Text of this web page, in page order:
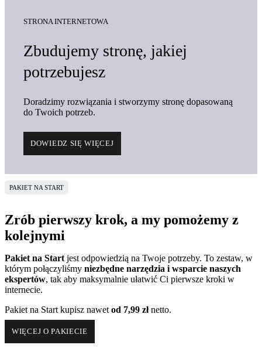
STRONA INTERNETOWA
Zbudujemy stronę, jakiej
potrzebujesz
Doradzimy rozwiązania i stworzymy stronę dopasowaną
do Twoich potrzeb.
DOWIEDZ SIĘ WIĘCEJ
PAKIET NA START
Zrób pierwszy krok, a my pomożemy z
kolejnymi
Pakiet na Startjest odpowiedzią na Twoje potrzeby. To zestaw, w
którym połączyliśmy niezbędne narzędzia i wsparcie naszych
ekspertów, tak aby maksymalnie ułatwić Ci pierwsze kroki w
internecie.
Pakiet na Start kupisz nawetod 7,99 zł netto.
WIĘCEJ O PAKIECIE